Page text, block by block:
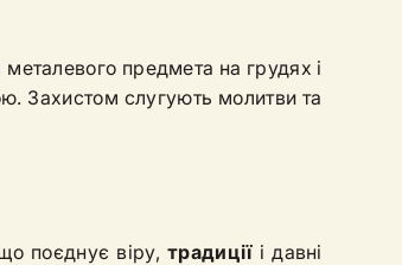
предмета на грудях і
Захистом слугують молитви та
поєднує віру,традиціїі давні